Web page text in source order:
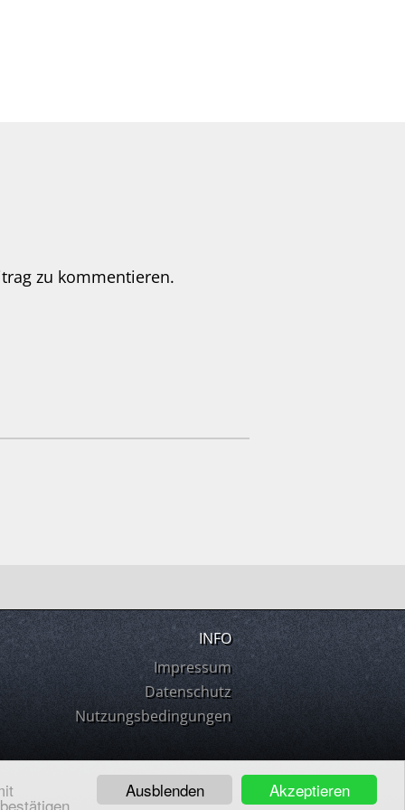
Akzeptieren
Ausblenden
zu kommentieren.
INFO
Impressum
Datenschutz
Nutzungsbedingungen